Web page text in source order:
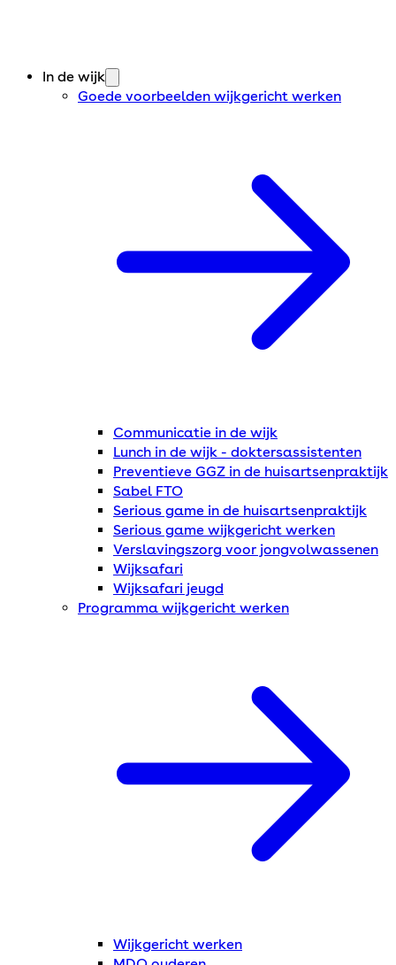
In de wijk
Goede voorbeelden wijkgericht werken
Communicatie in de wijk
Lunch in de wijk - doktersassistenten
Preventieve GGZ in de huisartsenpraktijk
Sabel FTO
Serious game in de huisartsenpraktijk
Serious game wijkgericht werken
Verslavingszorg voor jongvolwassenen
Wijksafari
Wijksafari jeugd
Programma wijkgericht werken
Wijkgericht werken